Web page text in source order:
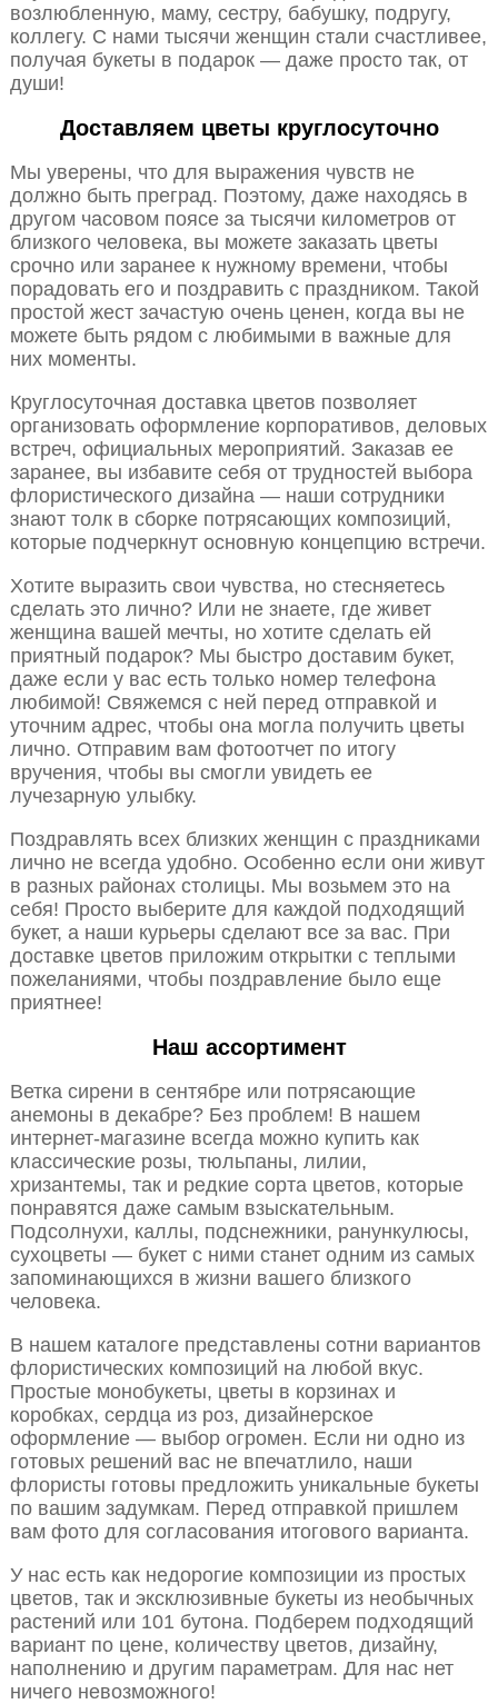
возлюбленную, маму, сестру, бабушку, подругу,
коллегу. С нами тысячи женщин стали счастливее,
получая букеты в подарок — даже просто так, от
души!
Доставляем цветы круглосуточно
Мы уверены, что для выражения чувств не
должно быть преград. Поэтому, даже находясь в
другом часовом поясе за тысячи километров от
близкого человека, вы можете заказать цветы
срочно или заранее к нужному времени, чтобы
порадовать его и поздравить с праздником. Такой
простой жест зачастую очень ценен, когда вы не
можете быть рядом с любимыми в важные для
них моменты.
Круглосуточная доставка цветов позволяет
организовать оформление корпоративов, деловых
встреч, официальных мероприятий. Заказав ее
заранее, вы избавите себя от трудностей выбора
флористического дизайна — наши сотрудники
знают толк в сборке потрясающих композиций,
которые подчеркнут основную концепцию встречи.
Хотите выразить свои чувства, но стесняетесь
сделать это лично? Или не знаете, где живет
женщина вашей мечты, но хотите сделать ей
приятный подарок? Мы быстро доставим букет,
даже если у вас есть только номер телефона
любимой! Свяжемся с ней перед отправкой и
уточним адрес, чтобы она могла получить цветы
лично. Отправим вам фотоотчет по итогу
вручения, чтобы вы смогли увидеть ее
лучезарную улыбку.
Поздравлять всех близких женщин с праздниками
лично не всегда удобно. Особенно если они живут
в разных районах столицы. Мы возьмем это на
себя! Просто выберите для каждой подходящий
букет, а наши курьеры сделают все за вас. При
доставке цветов приложим открытки с теплыми
пожеланиями, чтобы поздравление было еще
приятнее!
Наш ассортимент
Ветка сирени в сентябре или потрясающие
анемоны в декабре? Без проблем! В нашем
интернет-магазине всегда можно купить как
классические розы, тюльпаны, лилии,
хризантемы, так и редкие сорта цветов, которые
понравятся даже самым взыскательным.
Подсолнухи, каллы, подснежники, ранункулюсы,
сухоцветы — букет с ними станет одним из самых
запоминающихся в жизни вашего близкого
человека.
В нашем каталоге представлены сотни вариантов
флористических композиций на любой вкус.
Простые монобукеты, цветы в корзинах и
коробках, сердца из роз, дизайнерское
оформление — выбор огромен. Если ни одно из
готовых решений вас не впечатлило, наши
флористы готовы предложить уникальные букеты
по вашим задумкам. Перед отправкой пришлем
вам фото для согласования итогового варианта.
У нас есть как недорогие композиции из простых
цветов, так и эксклюзивные букеты из необычных
растений или 101 бутона. Подберем подходящий
вариант по цене, количеству цветов, дизайну,
наполнению и другим параметрам. Для нас нет
ничего невозможного!